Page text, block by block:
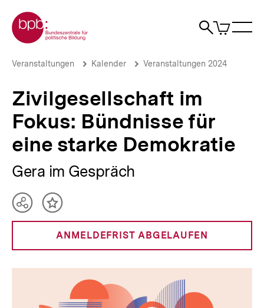
zum
Seiteninhalt
springen
Zur Startseite der bpb
Suche
Artikel
im
Zivilgesellschaft
Bündnisse
für
eine
starke
Demokratie
bpb.de
Brotkrümelnavigation
Pfadnavigation
Veranstaltungen Kalender Veranstaltungen 2024
Zivilgesellschaft im
Fokus: Bündnisse für
eine starke Demokratie
Gera im Gespräch
ANMELDEFRIST ABGELAUFEN
Teilen
Optionen
anzeigen
Inhalt
merken